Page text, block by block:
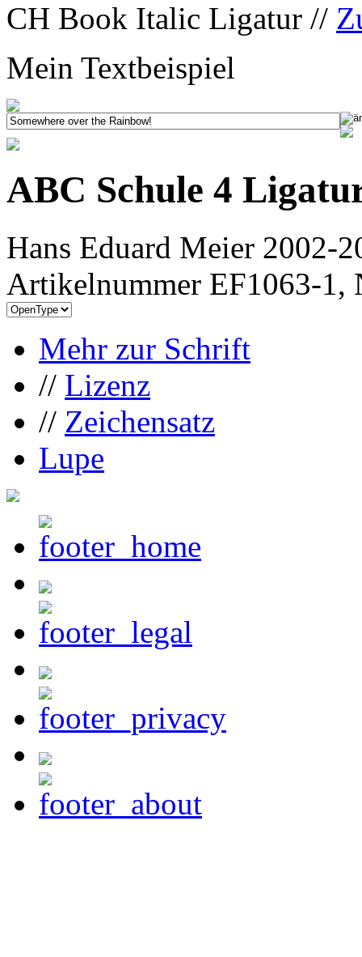
CH Book Italic Ligatur //
Mein Textbeispiel
ABC Schule 4
Hans Eduard Meier 2002-
Artikelnummer EF1063-1,
Mehr zur Schrift
// Lizenz
// Zeichensatz
Lupe